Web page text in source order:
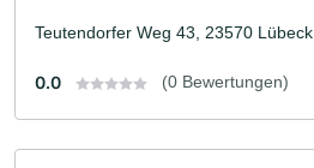
Teutendorfer Weg 43, 23570 Lübeck
0.0 (0 Bewertungen)